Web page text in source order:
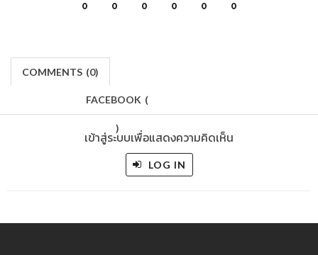
0 0 0 0 0 0
COMMENTS (0)
FACEBOOK (
)
เข้าสู่ระบบเพื่อแสดงความคิดเห็น
LOG IN